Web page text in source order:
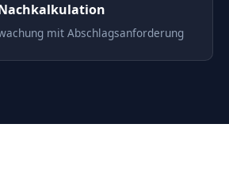
mit Abschlagsanforderung